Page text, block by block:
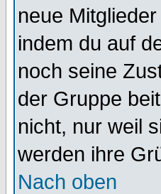
neue
indem du auf
noch seine
der Gruppe
nicht, nur weil
werden ihre
Nach oben